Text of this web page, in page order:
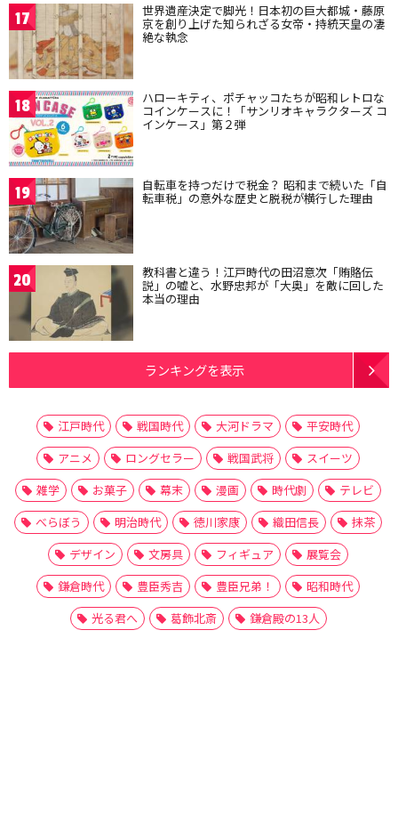
17 世界遺産決定で脚光！日本初の巨大都城・藤原
京を創り上げた知られざる女帝・持統天皇の凄
絶な執念
18 ハローキティ、ポチャッコたちが昭和レトロな
コインケースに！「サンリオキャラクターズ コ
インケース」第２弾
19 自転車を持つだけで税金？ 昭和まで続いた「自
転車税」の意外な歴史と脱税が横行した理由
20 教科書と違う！江戸時代の田沼意次「賄賂伝
説」の嘘と、水野忠邦が「大奥」を敵に回した
本当の理由
ランキングを表示
江戸時代 戦国時代 大河ドラマ
平安時代
アニメ
ロングセラー 戦国武将
スイーツ
雑学
お菓子 幕末 漫画 時代劇
テレビ
べらぼう
明治時代 徳川家康 織田信長
抹茶
デザイン
文房具 フィギュア
展覧会
鎌倉時代
豊臣秀吉 豊臣兄弟！
昭和時代
光る君へ
葛飾北斎 鎌倉殿の13人